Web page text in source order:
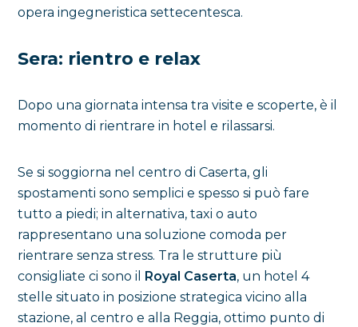
opera ingegneristica settecentesca.
Sera: rientro e relax
Dopo una giornata intensa tra visite e scoperte, è il
momento di rientrare in hotel e rilassarsi.
Se si soggiorna nel centro di Caserta, gli
spostamenti sono semplici e spesso si può fare
tutto a piedi; in alternativa, taxi o auto
rappresentano una soluzione comoda per
rientrare senza stress. Tra le strutture più
consigliate ci sono il Royal Caserta, un hotel 4
stelle situato in posizione strategica vicino alla
stazione, al centro e alla Reggia, ottimo punto di